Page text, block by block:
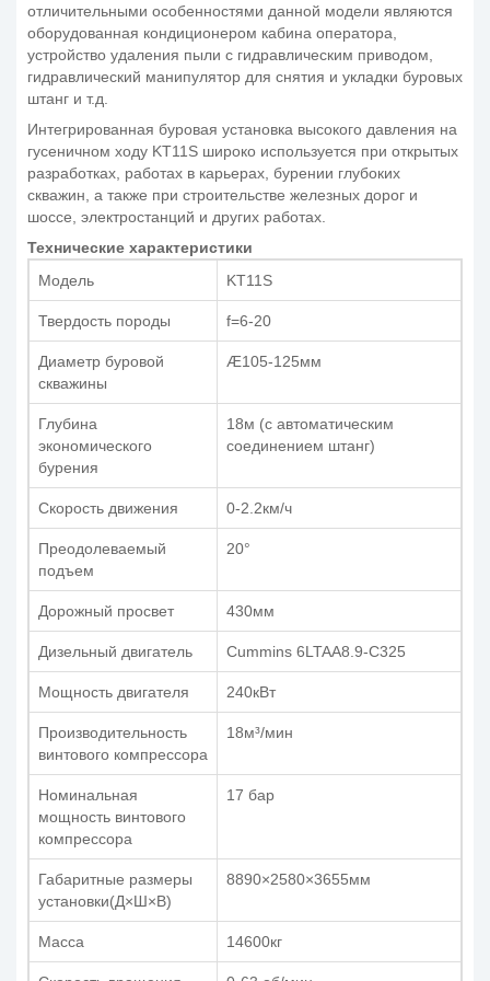
отличительными особенностями данной модели являются
оборудованная кондиционером кабина оператора,
устройство удаления пыли с гидравлическим приводом,
гидравлический манипулятор для снятия и укладки буровых
штанг и т.д.
Интегрированная буровая установка высокого давления на
гусеничном ходу KT11S широко используется при открытых
разработках, работах в карьерах, бурении глубоких
скважин, а также при строительстве железных дорог и
шоссе, электростанций и других работах.
Технические характеристики
Модель
KT11S
Твердость породы f=6-20
Диаметр буровой
скважины
Æ105-125мм
Глубина
экономического
бурения
18м (с автоматическим
соединением штанг)
Скорость движения 0-2.2км/ч
Преодолеваемый
подъем
20°
Дорожный просвет 430мм
Дизельный двигатель Cummins 6LTAA8.9-C325
Мощность двигателя 240кВт
Производительность
винтового компрессора
18м³/мин
Номинальная
мощность винтового
компрессора
17 бар
Габаритные размеры
установки(Д×Ш×В)
8890×2580×3655мм
Масса 14600кг